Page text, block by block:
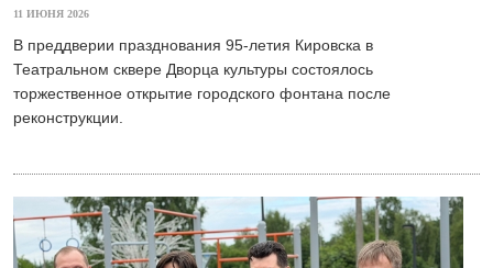
11 ИЮНЯ 2026
В преддверии празднования 95-летия Кировска в
Театральном сквере Дворца культуры состоялось
торжественное открытие городского фонтана после
реконструкции.